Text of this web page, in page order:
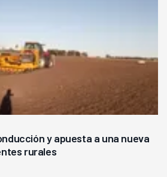
y apuesta a una nueva
rurales